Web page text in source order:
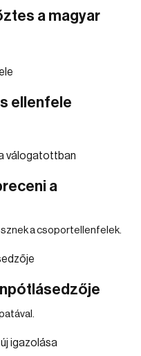
a magyar
ellenfele
a
a csoportellenfelek.